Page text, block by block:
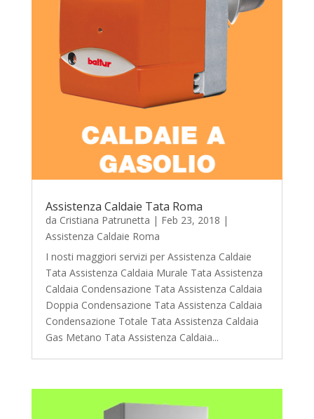
Assistenza Caldaie Tata Roma
da Cristiana Patrunetta | Feb 23, 2018 |
Assistenza Caldaie Roma
I nosti maggiori servizi per Assistenza Caldaie
Tata Assistenza Caldaia Murale Tata Assistenza
Caldaia Condensazione Tata Assistenza Caldaia
Doppia Condensazione Tata Assistenza Caldaia
Condensazione Totale Tata Assistenza Caldaia
Gas Metano Tata Assistenza Caldaia...